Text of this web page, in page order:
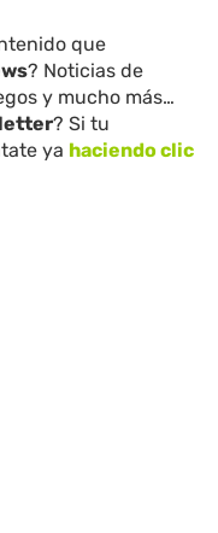
que
? Noticias de
y mucho más…
? Si tu
ya haciendo clic